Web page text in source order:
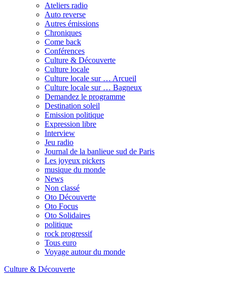
Ateliers radio
Auto reverse
Autres émissions
Chroniques
Come back
Conférences
Culture & Découverte
Culture locale
Culture locale sur … Arcueil
Culture locale sur … Bagneux
Demandez le programme
Destination soleil
Emission politique
Expression libre
Interview
Jeu radio
Journal de la banlieue sud de Paris
Les joyeux pickers
musique du monde
News
Non classé
Oto Découverte
Oto Focus
Oto Solidaires
politique
rock progressif
Tous euro
Voyage autour du monde
Culture & Découverte